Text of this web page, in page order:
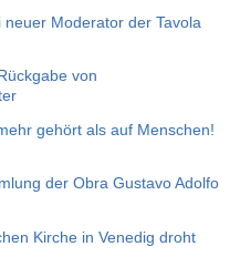
Moderator der Tavola
von
gehört als auf Menschen!
der Obra Gustavo Adolfo
Kirche in Venedig droht